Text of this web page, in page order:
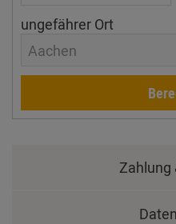
ungefährer Ort
Aachen
Zahlung